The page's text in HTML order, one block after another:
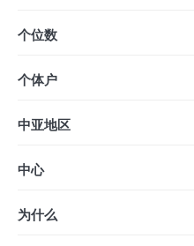
个位数
个体户
中亚地区
中心
为什么